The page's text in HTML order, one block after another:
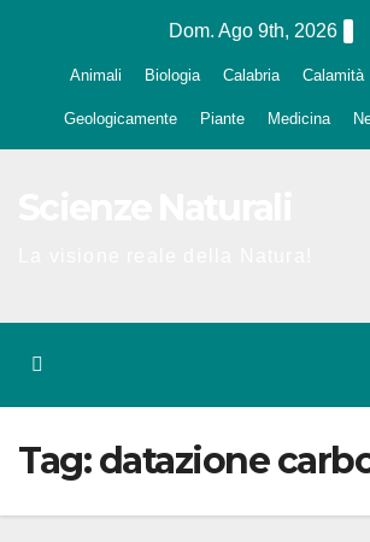
Dom. Ago 9th, 2026
Animali Biologia Calabria Calamità
Geologicamente Piante Medicina
Tag:datazione